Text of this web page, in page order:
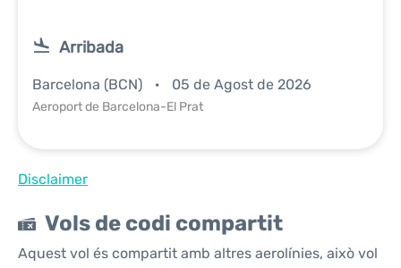
Arribada
Barcelona (BCN) 05 de Agost de 2026
Aeroport de Barcelona-El Prat
Disclaimer
Vols de codi compartit
Aquest vol és compartit amb altres aerolínies, això vol